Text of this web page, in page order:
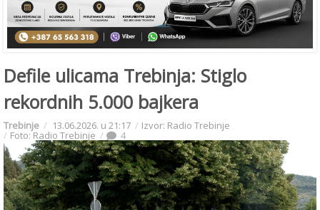
Defile ulicama Trebinja: Stiglo
rekordnih 5.000 bajkera
Trebinje 13.06.2026. u 21:17 Izvor: Radio Trebinje
Foto: Radio Trebinje 4